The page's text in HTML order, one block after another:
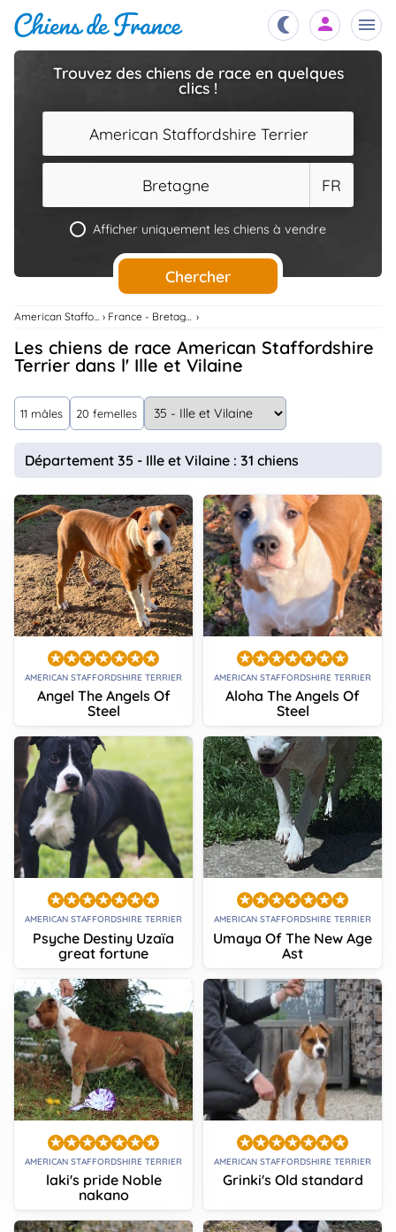
Services
..
Connexion
Trouvez des chiens de race en quelques
clics !
American Staffordshire Terrier
Bretagne FR
Afficher uniquement les chiens à vendre
Chercher
American Staffordshire Terrier France - Bretagne
Les chiens de race American Staffordshire
Terrier dans l' Ille et Vilaine
11 mâles 20 femelles
Département 35 - Ille et Vilaine : 31 chiens
AMERICAN STAFFORDSHIRE TERRIER
Angel The Angels Of
Steel
AMERICAN STAFFORDSHIRE TERRIER
Aloha The Angels Of
Steel
AMERICAN STAFFORDSHIRE TERRIER
Psyche Destiny Uzaïa
great fortune
AMERICAN STAFFORDSHIRE TERRIER
Umaya Of The New Age
Ast
AMERICAN STAFFORDSHIRE TERRIER
laki's pride Noble
nakano
AMERICAN STAFFORDSHIRE TERRIER
Grinki's Old standard